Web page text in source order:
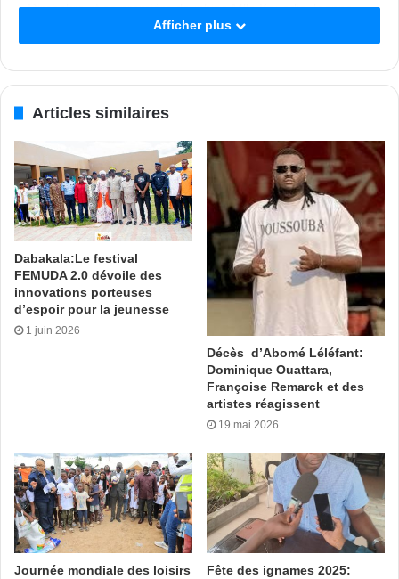
Dimbokro et sa première dauphine Mlle Kouadio Jeanne,
21 ans, étudiante en master 2 banque, assistant. Les deux
Kouadio Konan Bertin, le maire Bilé Diéméléou, le DG de la
Loterie Nationale de Côte d’Ivoire, Coulibaly Dramane y ont
pris part.
Gagnoa, dans la région du Gôh est la prochaine étape.
M.O avec Cercom
Tags Bailly Esther Dimbokro Présélections Miss CI 2021
Afficher plus
Articles similaires
Dabakala:Le festival
FEMUDA 2.0 dévoile des
innovations porteuses
d’espoir pour la jeunesse
1 juin 2026
Décès d’Abomé Léléfant:
Dominique Ouattara,
Françoise Remarck et des
artistes réagissent
19 mai 2026
Journée mondiale des loisirs
Fête des ignames 2025: